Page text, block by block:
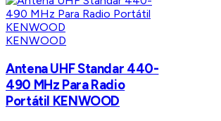
KENWOOD
Antena UHF Standar 440-
490 MHz Para Radio
Portátil KENWOOD